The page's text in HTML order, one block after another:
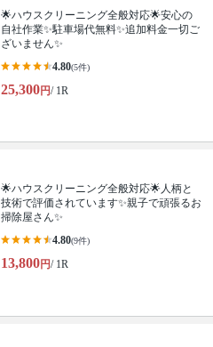
🌟ハウスクリーニング全般対応🌟安心の
自社作業✨️駐車場代無料✨️追加料金一切ご
ざいません✨
4.80(5件)
25,300円/ 1R
🌟ハウスクリーニング全般対応🌟人柄と
技術で評価されています✨親子で頑張るお
掃除屋さん✨
4.80(9件)
13,800円/ 1R